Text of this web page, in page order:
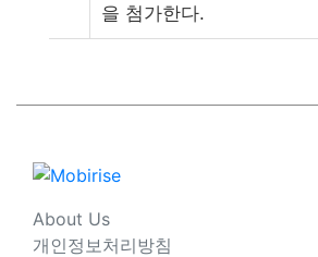
을 첨가한다.
About Us
개인정보처리방침